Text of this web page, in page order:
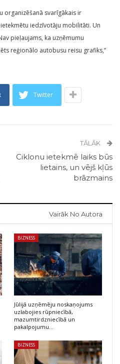
organizēšanā svarīgākais ir
iedzīvotāju mobilitāti. Un
pieļaujams, ka uzņēmumu
reģionālo autobusu reisu grafiks,”
Twitter
TĀLĀK
Ciklonu ietekmē laiks būs
lietains, un vējš kļūs
brāzmains
Vairāk No Autora
BIZNESS
Jūlijā uzņēmēju noskaņojums
uzlabojies rūpniecībā,
mazumtirdzniecībā un
pakalpojumu…
BIZNESS